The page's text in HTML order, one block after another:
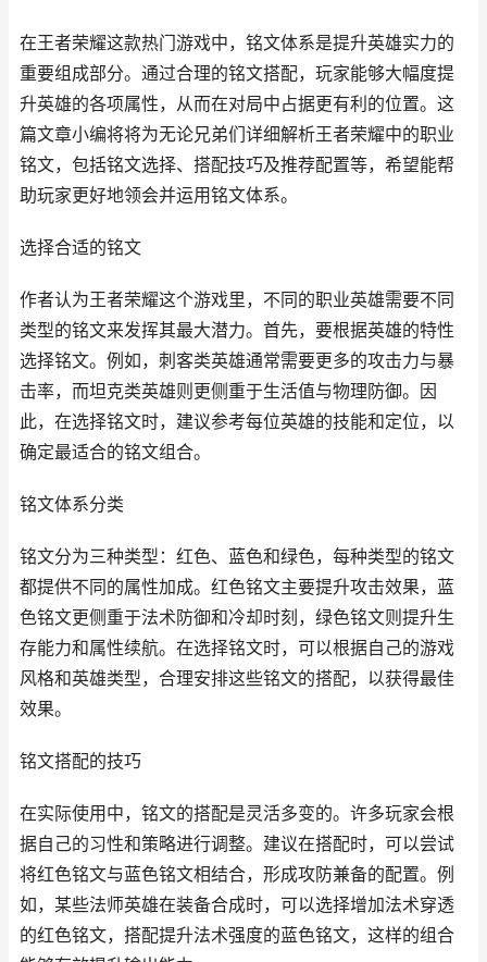
在王者荣耀这款热门游戏中，铭文体系是提升英雄实力的
重要组成部分。通过合理的铭文搭配，玩家能够大幅度提
升英雄的各项属性，从而在对局中占据更有利的位置。这
篇文章小编将将为无论兄弟们详细解析王者荣耀中的职业
铭文，包括铭文选择、搭配技巧及推荐配置等，希望能帮
助玩家更好地领会并运用铭文体系。
选择合适的铭文
作者认为王者荣耀这个游戏里，不同的职业英雄需要不同
类型的铭文来发挥其最大潜力。首先，要根据英雄的特性
选择铭文。例如，刺客类英雄通常需要更多的攻击力与暴
击率，而坦克类英雄则更侧重于生活值与物理防御。因
此，在选择铭文时，建议参考每位英雄的技能和定位，以
确定最适合的铭文组合。
铭文体系分类
铭文分为三种类型：红色、蓝色和绿色，每种类型的铭文
都提供不同的属性加成。红色铭文主要提升攻击效果，蓝
色铭文更侧重于法术防御和冷却时刻，绿色铭文则提升生
存能力和属性续航。在选择铭文时，可以根据自己的游戏
风格和英雄类型，合理安排这些铭文的搭配，以获得最佳
效果。
铭文搭配的技巧
在实际使用中，铭文的搭配是灵活多变的。许多玩家会根
据自己的习性和策略进行调整。建议在搭配时，可以尝试
将红色铭文与蓝色铭文相结合，形成攻防兼备的配置。例
如，某些法师英雄在装备合成时，可以选择增加法术穿透
的红色铭文，搭配提升法术强度的蓝色铭文，这样的组合